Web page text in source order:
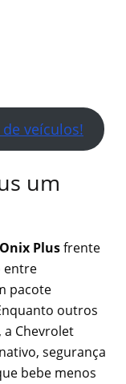
veículos!
um
Onix Plusfrente
entre
pacote
outros
a Chevrolet
nativo, segurança
bebe menos